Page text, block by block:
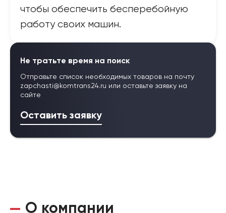
чтобы обеспечить бесперебойную
работу своих машин.
Не тратьте время на поиск
Отправьте список необходимых товаров на почту
zapchasti@komtrans24.ru или оставьте заявку на
сайте
Оставить заявку
О компании